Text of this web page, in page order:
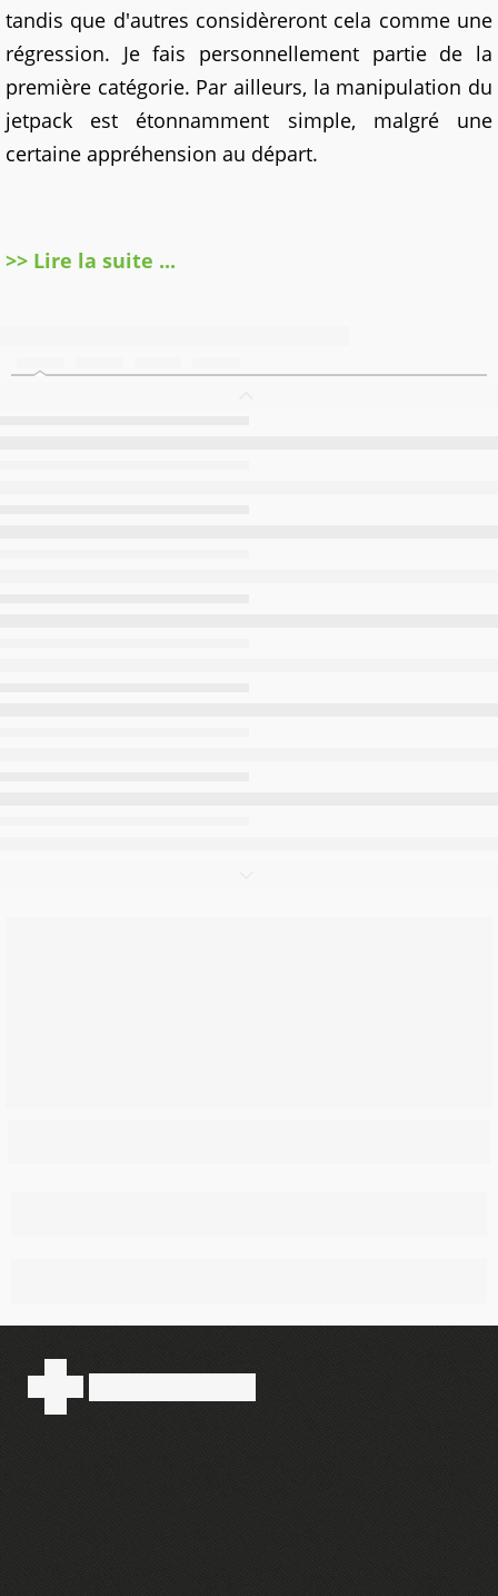
tandis que d'autres considèreront cela comme une
régression. Je fais personnellement partie de la
première catégorie. Par ailleurs, la manipulation du
jetpack est étonnamment simple, malgré une
certaine appréhension au départ.
>> Lire la suite ...